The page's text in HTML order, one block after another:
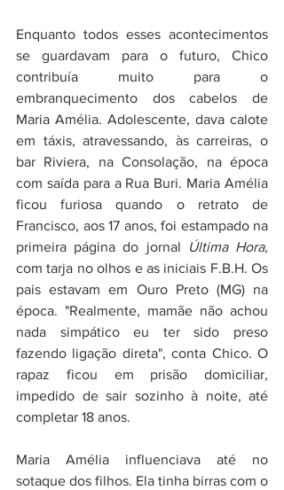
Enquanto todos esses acontecimentos
se guardavam para o futuro, Chico
contribuía muito para o
embranquecimento dos cabelos de
Maria Amélia. Adolescente, dava calote
em táxis, atravessando, às carreiras, o
bar Riviera, na Consolação, na época
com saída para a Rua Buri. Maria Amélia
ficou furiosa quando o retrato de
Francisco, aos 17 anos, foi estampado na
primeira página do jornal
com tarja no olhos e as iniciais F.B.H. Os
pais estavam em Ouro Preto (MG) na
época. "Realmente, mamãe não achou
nada simpático eu ter sido preso
fazendo ligação direta", conta Chico. O
rapaz ficou em prisão domiciliar,
impedido de sair sozinho à noite, até
completar 18 anos.
Maria Amélia influenciava até no
sotaque dos filhos. Ela tinha birras com o